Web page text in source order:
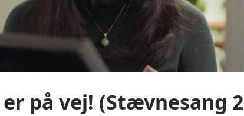
på vej! (Stævnesang